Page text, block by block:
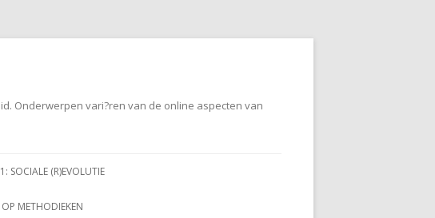
Onderwerpen vari?ren van de online aspecten van
SOCIALE (R)EVOLUTIE
METHODIEKEN